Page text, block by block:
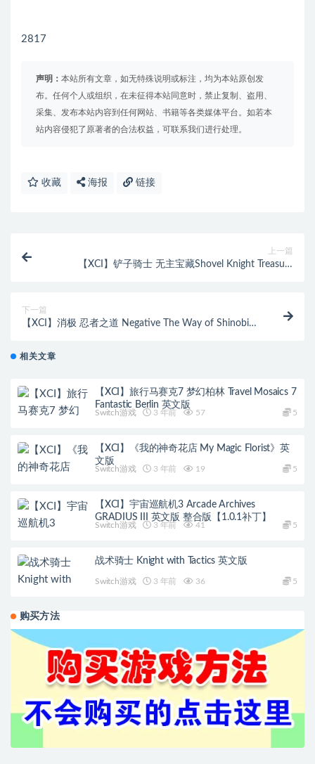
2817
声明： 本站所有文章，如无特殊说明或标注，均为本站原创发
布。任何个人或组织，在未征得本站同意时，禁止复制、盗用、
采集、发布本站内容到任何网站、书籍等各类媒体平台。如若本
站内容侵犯了原著者的合法权益，可联系我们进行处理。
收藏 海报 链接
上一篇
【XCI】铲子骑士 无主宝藏Shovel Knight Treasure
下一篇
【XCI】消极 忍者之道 Negative The Way of Shinobi
相关文章
【XCI】旅行马赛克7 梦幻柏林 Travel Mosaics 7
Fantastic Berlin 英文版
Switch游戏 3 年前 57 5
【XCI】《我的神奇花店 My Magic Florist》英
文版
Switch游戏 3 年前 19 5
【XCI】宇宙巡航机3 Arcade Archives
GRADIUS III 英文版 整合版【1.0.1补丁】
Switch游戏 3 年前 41 5
战术骑士 Knight with Tactics 英文版
Switch游戏 3 年前 36 5
购买方法